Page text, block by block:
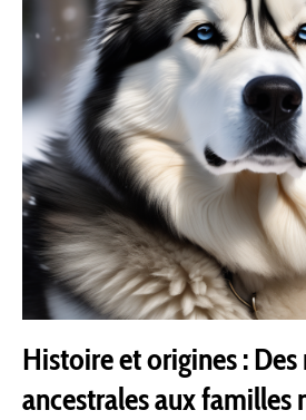
Histoire et origines : Des
ancestrales aux familles